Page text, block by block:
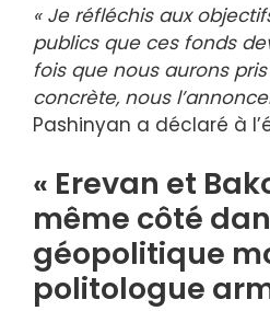
« Je réfléchis aux
publics que ces fonds
fois que nous aurons
concrète, nous
Pashinyan a déclaré à
« Erevan et
même côté
géopolitique
politologue